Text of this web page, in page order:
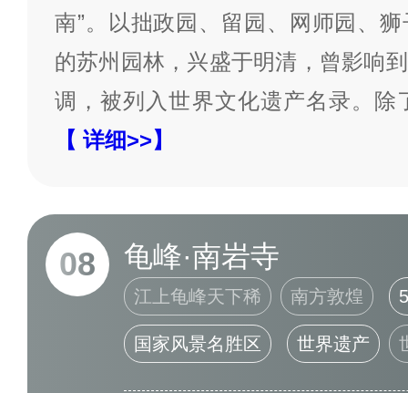
南”。以拙政园、留园、网师园、
的苏州园林，兴盛于明清，曾影响
调，被列入世界文化遗产名录。除
【 详细>>】
08 龟峰·南岩寺
江上龟峰天下稀 南方敦煌
国家风景名胜区 世界遗产